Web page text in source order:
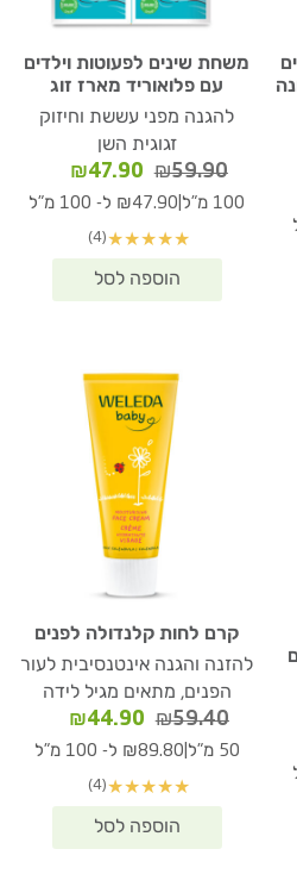
משחת שינים לפעוטות וילדים
עם פלואוריד מארז זוג
להגנה מפני עששת וחיזוק
זגוגית השן
₪59.90
המחיר
המקורי
₪59.90.
₪47.90
הנוכחי
100 מ"ל ₪47.90 ל- 100 מ"ל
★
★
★
★
★
(4)
קרם לחות קלנדולה לפנים
להזנה והגנה אינטנסיבית לעור
הפנים, מתאים מגיל לידה
₪59.40
המחיר
המקורי
₪59.40.
₪44.90
הנוכחי
50 מ"ל ₪89.80 ל- 100 מ"ל
★
★
★
★
★
(4)